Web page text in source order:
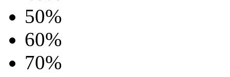
50%
60%
70%